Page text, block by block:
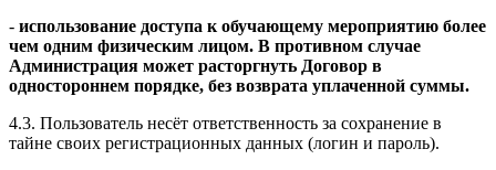
- использование доступа к обучающему мероприятию более
чем одним физическим лицом. В противном случае
Администрация может расторгнуть Договор в
одностороннем порядке, без возврата уплаченной суммы.
4.3. Пользователь несёт ответственность за сохранение в
тайне своих регистрационных данных (логин и пароль).